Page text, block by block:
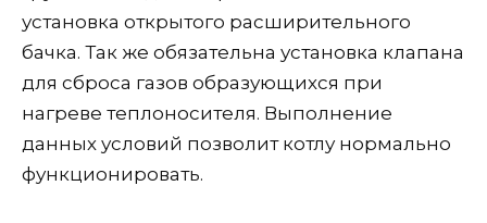
установка открытого расширительного
бачка. Так же обязательна установка клапана
для сброса газов образующихся при
нагреве теплоносителя. Выполнение
данных условий позволит котлу нормально
функционировать.